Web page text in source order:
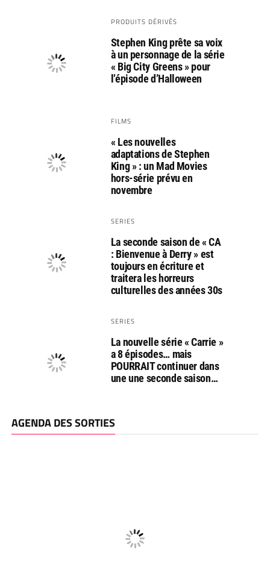
PRODUITS DÉRIVÉS
Stephen King prête sa voix
à un personnage de la série
« Big City Greens » pour
l’épisode d’Halloween
FILMS
« Les nouvelles
adaptations de Stephen
King » : un Mad Movies
hors-série prévu en
novembre
SERIES
La seconde saison de « CA
: Bienvenue à Derry » est
toujours en écriture et
traitera les horreurs
culturelles des années 30s
SERIES
La nouvelle série « Carrie »
a 8 épisodes… mais
POURRAIT continuer dans
une une seconde saison…
AGENDA DES SORTIES